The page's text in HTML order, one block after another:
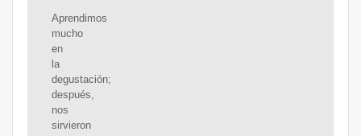
Aprendimos
mucho
en
la
degustación;
después,
nos
sirvieron